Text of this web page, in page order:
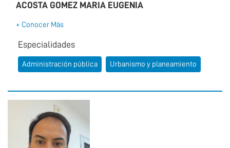
ACOSTA GOMEZ MARIA EUGENIA
+ Conocer Más
Especialidades
Administración pública Urbanismo y planeamiento